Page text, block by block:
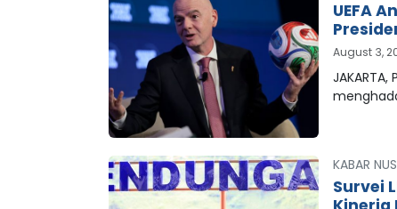
UEFA
August 3,
KABAR
Survei